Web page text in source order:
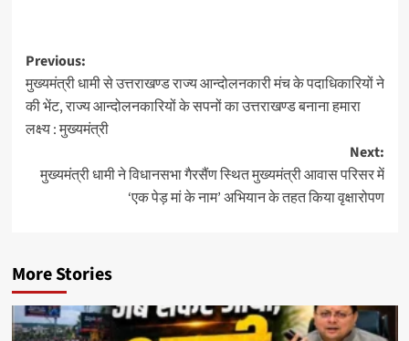
Post
navigation
Previous:
मुख्यमंत्री धामी से उत्तराखण्ड राज्य आन्दोलनकारी मंच के पदाधिकारियों ने
की भेंट, राज्य आन्दोलनकारियों के सपनों का उत्तराखण्ड बनाना हमारा
लक्ष्य : मुख्यमंत्री
Next:
मुख्यमंत्री धामी ने विधानसभा गैरसैंण स्थित मुख्यमंत्री आवास परिसर में
‘एक पेड़ मां के नाम’ अभियान के तहत किया वृक्षारोपण
More Stories